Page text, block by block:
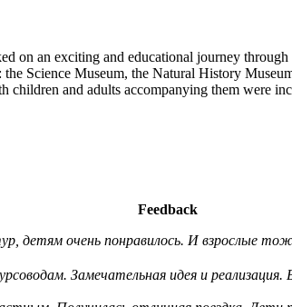
on an exciting and educational journey
Science Museum, the Natural History
children and adults accompanying them were
Feedback
детям очень понравилось. И взрослые
Замечательная идея и